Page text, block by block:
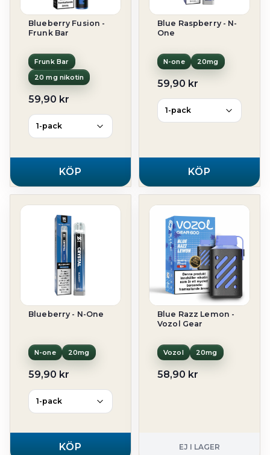
Blueberry Fusion -
Frunk Bar
Frunk Bar
20 mg nikotin
59,90 kr
KÖP
Blue Raspberry - N-
One
N-one 20mg
59,90 kr
KÖP
Blueberry - N-One
N-one 20mg
59,90 kr
KÖP
Blue Razz Lemon -
Vozol Gear
Vozol 20mg
58,90 kr
EJ I LAGER